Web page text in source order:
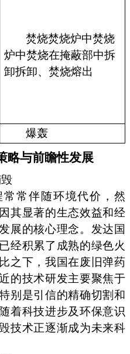
焚烧焚烧炉中焚烧
炉中焚烧在掩蔽部中拆
卸拆卸、焚烧熔出
爆轰
略与前瞻性发展
常伴随环境代价，然
其显著的生态效益和经
展的核心理念。发达国
经积累了成熟的绿色火
之下，我国在废旧弹药
的技术研发主要聚焦于
别是引信的精确切割和
着科技进步及环保意识
技术正逐渐成为未来科